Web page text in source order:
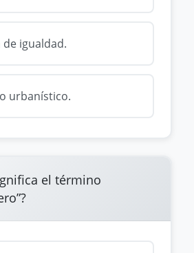
de igualdad.
urbanístico.
el término